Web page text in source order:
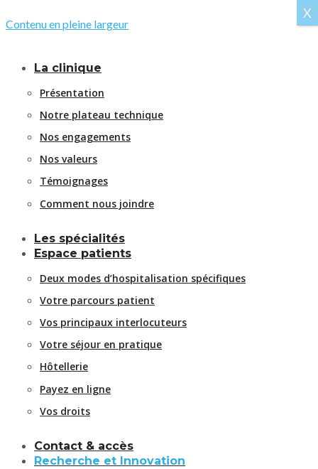
Contenu en pleine largeur
La clinique
Présentation
Notre plateau technique
Nos engagements
Nos valeurs
Témoignages
Comment nous joindre
Les spécialités
Espace patients
Deux modes d’hospitalisation spécifiques
Votre parcours patient
Vos principaux interlocuteurs
Votre séjour en pratique
Hôtellerie
Payez en ligne
Vos droits
Contact & accès
Recherche et Innovation
X